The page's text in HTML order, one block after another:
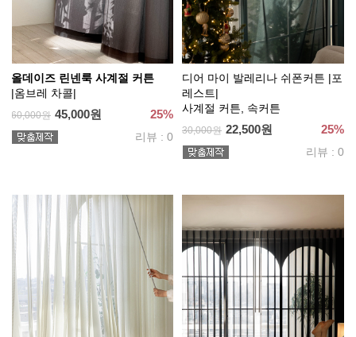
올데이즈 린넨룩 사계절 커튼
|옴브레 차콜|
60,000원 45,000원 25%
리뷰 : 0
디어 마이 발레리나 쉬폰커튼 |포
레스트|
사계절 커튼, 속커튼
30,000원 22,500원 25%
리뷰 : 0